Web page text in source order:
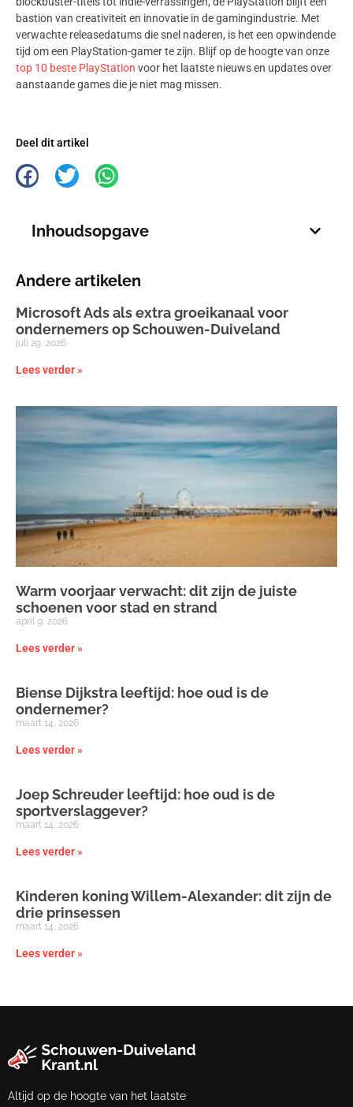
bastion van creativiteit en innovatie in de gamingindustrie. Met
verwachte releasedatums die snel naderen, is het een opwindende
tijd om een PlayStation-gamer te zijn. Blijf op de hoogte van onze
top 10 beste PlayStation voor het laatste nieuws en updates over
aanstaande games die je niet mag missen.
Deel dit artikel
Inhoudsopgave
Andere artikelen
Microsoft Ads als extra groeikanaal voor
ondernemers op Schouwen-Duiveland
juli 29, 2026
Lees verder »
Warm voorjaar verwacht: dit zijn de juiste
schoenen voor stad en strand
april 9, 2026
Lees verder »
Biense Dijkstra leeftijd: hoe oud is de
ondernemer?
maart 14, 2026
Lees verder »
Joep Schreuder leeftijd: hoe oud is de
sportverslaggever?
maart 14, 2026
Lees verder »
Kinderen koning Willem-Alexander: dit zijn de
drie prinsessen
maart 14, 2026
Lees verder »
Altijd op de hoogte van het laatste